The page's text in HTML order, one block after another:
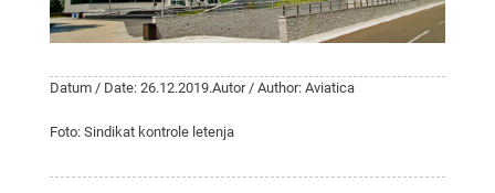
Datum / Date: 26.12.2019.Autor / Author: Aviatica
Foto: Sindikat kontrole letenja